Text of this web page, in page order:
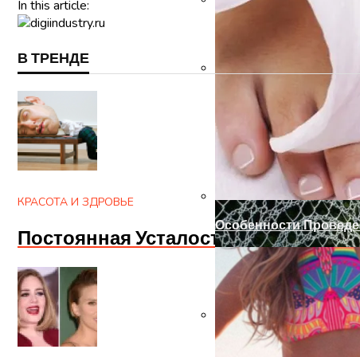
Как Сделать Дверной
Ремонт
Готовим Газон К
Особенности
In this article:
В ТРЕНДЕ
КРАСОТА И ЗДРОВЬЕ
Постоянная Усталость? Апатия И